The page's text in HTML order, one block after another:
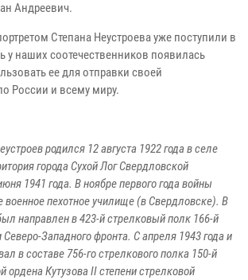
Андреевич.
Степана Неустроева уже поступили в
у наших соотечественников появилась
ее для отправки своей
России и всему миру.
родился 12 августа 1922 года в селе
города Сухой Лог Свердловской
1941 года. В ноябре первого года войны
военное пехотное училище (в Свердловске). В
направлен в 423-й стрелковый полк 166-й
Западного фронта. С апреля 1943 года и
в составе 756-го стрелкового полка 150-й
ордена Кутузова II степени стрелковой